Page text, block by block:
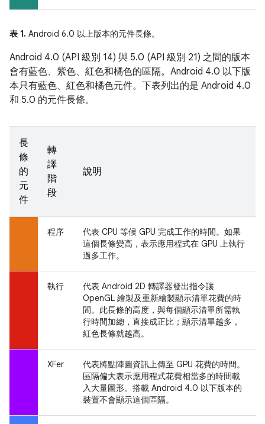
表 1. Android 6.0 以上版本的元件長條。
Android 4.0 (API 級別 14) 與 5.0 (API 級別 21) 之間的版本
會有藍色、紫色、紅色和橘色的區隔。Android 4.0 以下版
本只有藍色、紅色和橘色元件。下表列出的是 Android 4.0
和 5.0 的元件長條。
長
條
的
元
件
轉
譯
階
段
說明
程序
代表 CPU 等候 GPU 完成工作的時間。如果
這個長條變高，表示應用程式在 GPU 上執行
過多工作。
執行
代表 Android 2D 轉譯器發出指令讓
OpenGL 繪製及重新繪製顯示清單花費的時
間。此長條的高度，與每個顯示清單所需執
行時間加總，直接成正比；顯示清單越多，
紅色長條就越高。
XFer
代表將點陣圖資訊上傳至 GPU 花費的時間。
區隔偏大表示應用程式花費相當多的時間載
入大量圖形。搭載 Android 4.0 以下版本的
裝置不會顯示這個區隔。